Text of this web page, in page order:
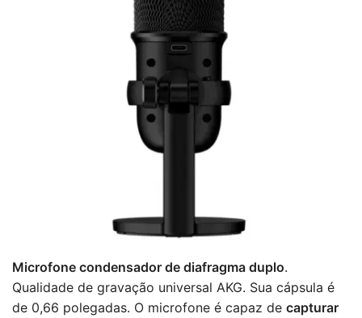
Microfone condensador de diafragma duplo.
Qualidade de gravação universal AKG. Sua cápsula é
de 0,66 polegadas. O microfone é capaz de capturar